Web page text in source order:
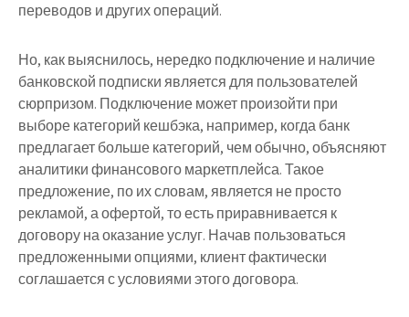
переводов и других операций.
Но, как выяснилось, нередко подключение и наличие
банковской подписки является для пользователей
сюрпризом. Подключение может произойти при
выборе категорий кешбэка, например, когда банк
предлагает больше категорий, чем обычно, объясняют
аналитики финансового маркетплейса. Такое
предложение, по их словам, является не просто
рекламой, а офертой, то есть приравнивается к
договору на оказание услуг. Начав пользоваться
предложенными опциями, клиент фактически
соглашается с условиями этого договора.